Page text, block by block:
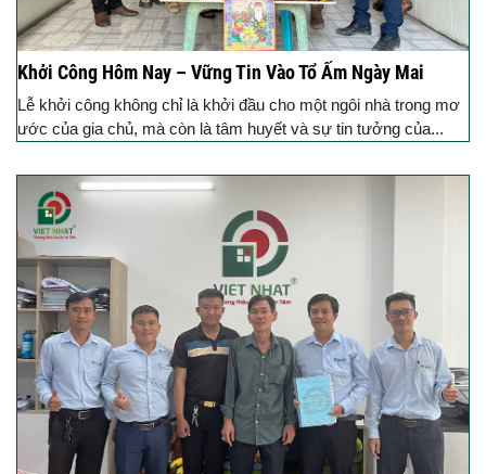
Khởi Công Hôm Nay – Vững Tin Vào Tổ Ấm Ngày Mai
Lễ khởi công không chỉ là khởi đầu cho một ngôi nhà trong mơ
ước của gia chủ, mà còn là tâm huyết và sự tin tưởng của...